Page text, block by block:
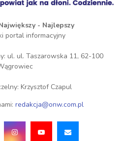
- Najlepszy
portal informacyjny
ul. ul. Taszarowska 11, 62-100
Krzysztof Czapul
redakcja@onw.com.pl